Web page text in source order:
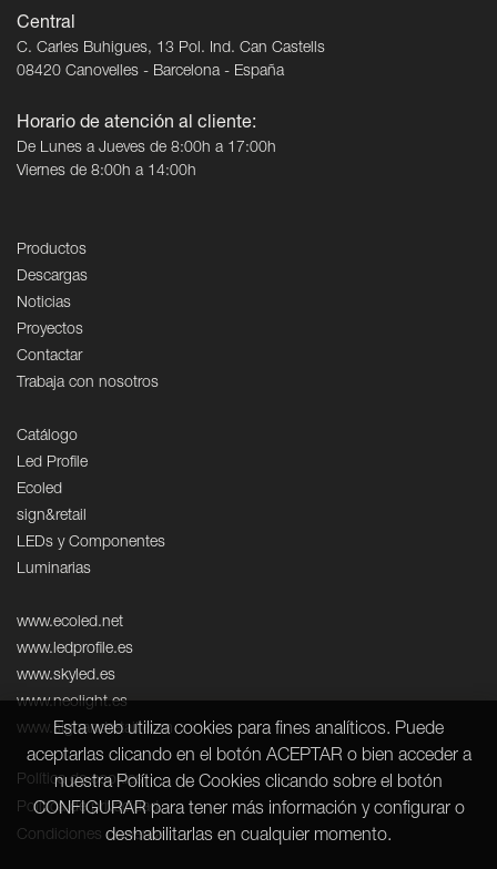
Central
C. Carles Buhigues, 13 Pol. Ind. Can Castells
08420 Canovelles - Barcelona - España
Horario de atención al cliente:
De Lunes a Jueves de 8:00h a 17:00h
Viernes de 8:00h a 14:00h
Productos
Descargas
Noticias
Proyectos
Contactar
Trabaja con nosotros
Catálogo
Led Profile
Ecoled
sign&retail
LEDs y Componentes
Luminarias
www.ecoled.net
www.ledprofile.es
www.skyled.es
www.neolight.es
www.signandretail.com
Política de cookies
Política de privacidad
Condiciones de venta
Esta web utiliza cookies para fines analíticos. Puede
aceptarlas clicando en el botón ACEPTAR o bien acceder a
nuestra Política de Cookies clicando sobre el botón
CONFIGURAR para tener más información y configurar o
deshabilitarlas en cualquier momento.